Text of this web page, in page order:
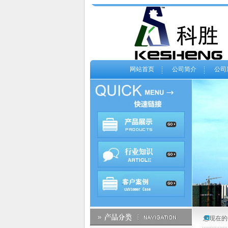
网站首页 公司简介 公司
您现在的